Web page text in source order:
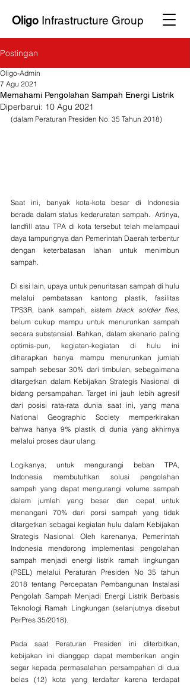
Oligo Infrastructure Group
Postingan
Memahami Pengolahan Sampah Energi Listrik
Oligo-Admin
7 Agu 2021
Diperbarui: 10 Agu 2021
(dalam Peraturan Presiden No. 35 Tahun 2018)
Saat ini, banyak kota-kota besar di Indonesia
berada dalam status kedaruratan sampah.  Artinya,
landfill atau TPA di kota tersebut telah melampaui
daya tampungnya dan Pemerintah Daerah terbentur
dengan keterbatasan lahan untuk menimbun
sampah.
Di sisi lain, upaya untuk penuntasan sampah di hulu
melalui pembatasan kantong plastik, fasilitas
TPS3R, bank sampah, sistem black soldier flies,
belum cukup mampu untuk menurunkan sampah
secara substansial. Bahkan, dalam skenario paling
optimis-pun, kegiatan-kegiatan di hulu ini
diharapkan hanya mampu menurunkan jumlah
sampah sebesar 30% dari timbulan, sebagaimana
ditargetkan dalam Kebijakan Strategis Nasional di
bidang persampahan. Target ini jauh lebih agresif
dari posisi rata-rata dunia saat ini, yang mana
National Geographic Society memperkirakan
bahwa hanya 9% plastik di dunia yang akhirnya
melalui proses daur ulang.
Logikanya, untuk mengurangi beban TPA,
Indonesia membutuhkan solusi pengolahan
sampah yang dapat mengurangi volume sampah
dalam jumlah yang besar dan cepat untuk
menangani 70% dari porsi sampah yang tidak
ditargetkan sebagai kegiatan hulu dalam Kebijakan
Strategis Nasional. Oleh karenanya, Pemerintah
Indonesia mendorong implementasi pengolahan
sampah menjadi energi listrik ramah lingkungan
(PSEL) melalui Peraturan Presiden No 35 tahun
2018 tentang Percepatan Pembangunan Instalasi
Pengolah Sampah Menjadi Energi Listrik Berbasis
Teknologi Ramah Lingkungan (selanjutnya disebut
PerPres 35/2018).
Pada saat Peraturan Presiden ini diterbitkan,
kebijakan ini dianggap dapat memberikan angin
segar kepada permasalahan persampahan di dua
belas (12) kota yang terdaftar karena terdapat